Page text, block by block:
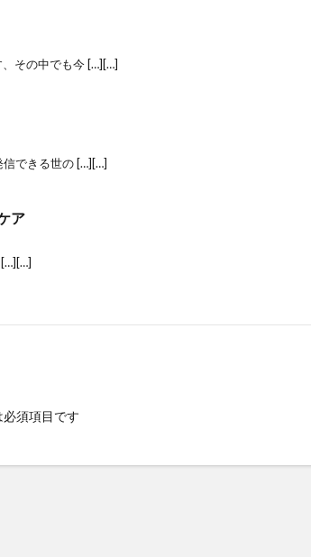
その中でも今 […][…]
信できる世の […][…]
ア
[…][…]
須項目です